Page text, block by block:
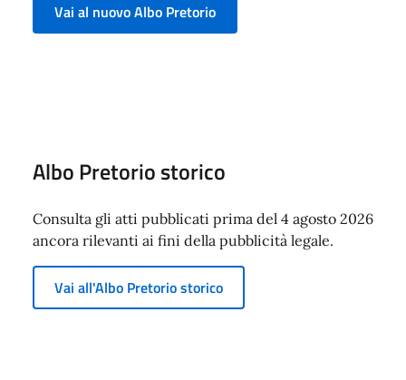
Vai al nuovo Albo Pretorio
Albo Pretorio storico
Consulta gli atti pubblicati prima del 4 agosto 2026
ancora rilevanti ai fini della pubblicità legale.
Vai all'Albo Pretorio storico